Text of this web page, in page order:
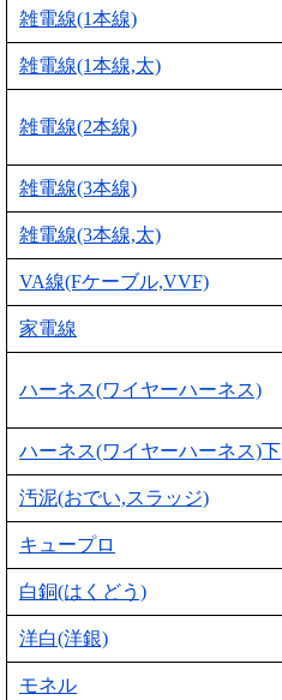
雑電線(1本線)
雑電線(1本線,太)
雑電線(2本線)
雑電線(3本線)
雑電線(3本線,太)
VA線(Fケーブル,VVF)
家電線
ハーネス(ワイヤーハーネス)
ハーネス(ワイヤーハーネス)下
汚泥(おでい,スラッジ)
キュープロ
白銅(はくどう)
洋白(洋銀)
モネル